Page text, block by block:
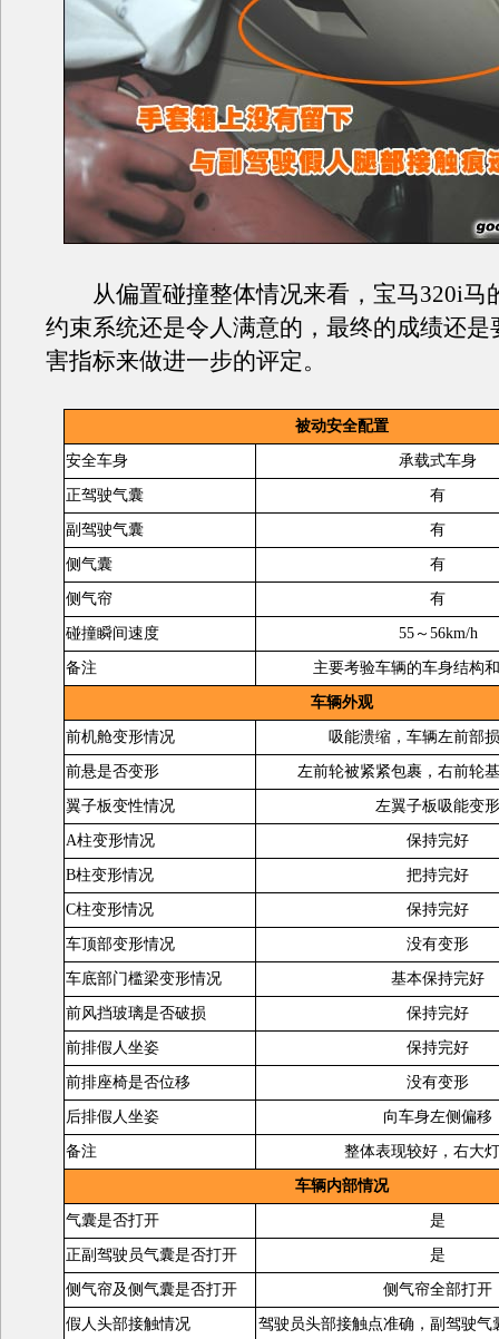
从偏置碰撞整体情况来看，宝马320i马
约束系统还是令人满意的，最终的成绩还是
害指标来做进一步的评定。
被动安全配置
安全车身 承载式车身
正驾驶气囊 有
副驾驶气囊 有
侧气囊 有
侧气帘 有
碰撞瞬间速度 55～56km/h
备注 主要考验车辆的车身结构
车辆外观
前机舱变形情况 吸能溃缩，车辆左前部
前悬是否变形 左前轮被紧紧包裹，右前轮
翼子板变性情况 左翼子板吸能变形
A柱变形情况 保持完好
B柱变形情况 把持完好
C柱变形情况 保持完好
车顶部变形情况 没有变形
车底部门槛梁变形情况 基本保持完好
前风挡玻璃是否破损 保持完好
前排假人坐姿 保持完好
前排座椅是否位移 没有变形
后排假人坐姿 向车身左侧偏移
备注 整体表现较好，右大
车辆内部情况
气囊是否打开 是
正副驾驶员气囊是否打开 是
侧气帘及侧气囊是否打开 侧气帘全部打开
假人头部接触情况
驾驶员头部接触点准确，副驾驶气